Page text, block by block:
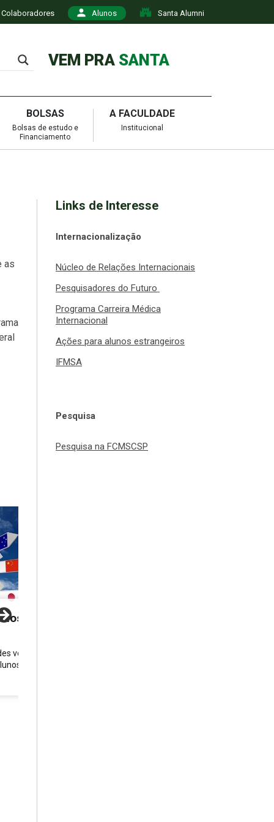
Colaboradores Alunos Santa Alumni
VEM PRA SANTA
BOLSAS
Bolsas de estudo e
Financiamento
A FACULDADE
Institucional
as
voltadas
Links de Interesse
Internacionalização
Núcleo de Relações Internacionais
Pesquisadores do Futuro
Programa Carreira Médica
Internacional
Ações para alunos estrangeiros
IFMSA
Pesquisa
Pesquisa na FCMSCSP